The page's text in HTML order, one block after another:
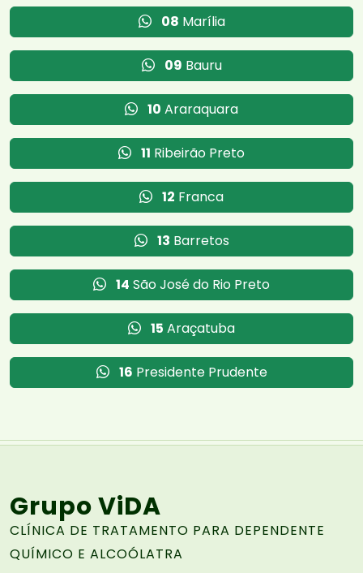
08 Marília
09 Bauru
10 Araraquara
11 Ribeirão Preto
12 Franca
13 Barretos
14 São José do Rio Preto
15 Araçatuba
16 Presidente Prudente
Grupo ViDA
CLÍNICA DE TRATAMENTO PARA DEPENDENTE
QUÍMICO E ALCOÓLATRA